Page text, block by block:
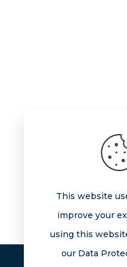
This website
improve your
using this
our Data